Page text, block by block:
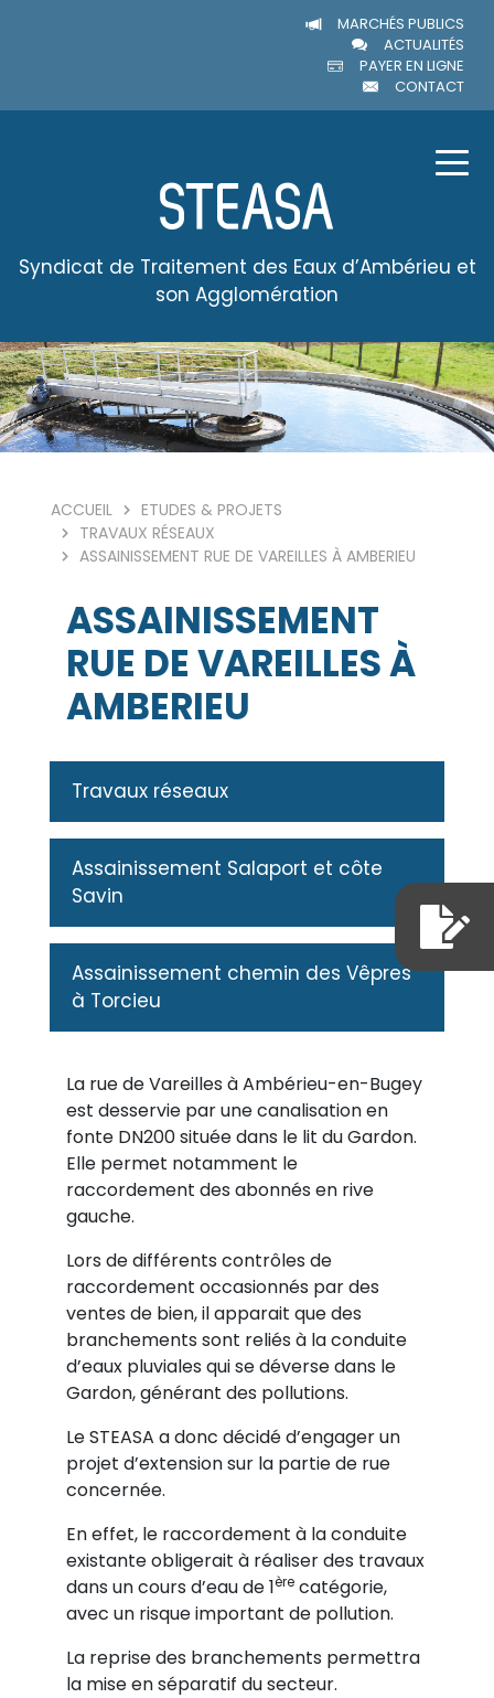
MARCHÉS PUBLICS
ACTUALITÉS
PAYER EN LIGNE
CONTACT
Syndicat de Traitement des Eaux d’Ambérieu et
son Agglomération
ACCUEIL
ETUDES & PROJETS
TRAVAUX RÉSEAUX
ASSAINISSEMENT RUE DE VAREILLES À AMBERIEU
ASSAINISSEMENT
RUE DE VAREILLES À
AMBERIEU
Travaux réseaux
Assainissement Salaport et côte
Savin
Assainissement chemin des Vêpres
à Torcieu
La rue de Vareilles à Ambérieu-en-Bugey
est desservie par une canalisation en
fonte DN200 située dans le lit du Gardon.
Elle permet notamment le
raccordement des abonnés en rive
gauche.
Lors de différents contrôles de
raccordement occasionnés par des
ventes de bien, il apparait que des
branchements sont reliés à la conduite
d’eaux pluviales qui se déverse dans le
Gardon, générant des pollutions.
Le STEASA a donc décidé d’engager un
projet d’extension sur la partie de rue
concernée.
En effet, le raccordement à la conduite
existante obligerait à réaliser des travaux
dans un cours d’eau de 1ère catégorie,
avec un risque important de pollution.
La reprise des branchements permettra
la mise en séparatif du secteur.